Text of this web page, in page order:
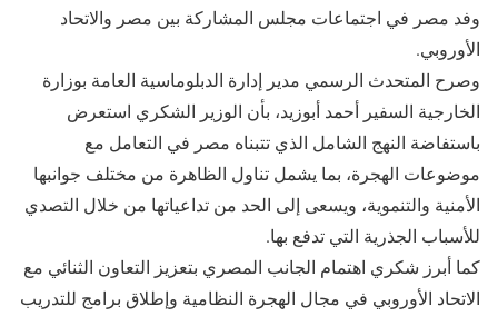
وفد مصر في اجتماعات مجلس المشاركة بين مصر والاتحاد
الأوروبي.
وصرح المتحدث الرسمي مدير إدارة الدبلوماسية العامة بوزارة
الخارجية السفير أحمد أبوزيد، بأن الوزير الشكري استعرض
باستفاضة النهج الشامل الذي تتبناه مصر في التعامل مع
موضوعات الهجرة، بما يشمل تناول الظاهرة من مختلف جوانبها
الأمنية والتنموية، ويسعى إلى الحد من تداعياتها من خلال التصدي
للأسباب الجذرية التي تدفع بها.
كما أبرز شكري اهتمام الجانب المصري بتعزيز التعاون الثنائي مع
الاتحاد الأوروبي في مجال الهجرة النظامية وإطلاق برامج للتدريب